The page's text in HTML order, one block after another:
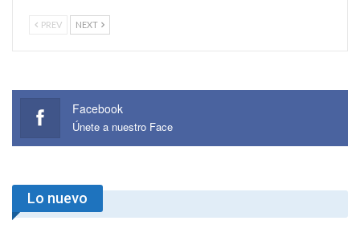
PREV NEXT
Facebook
Únete a nuestro Face
Lo nuevo